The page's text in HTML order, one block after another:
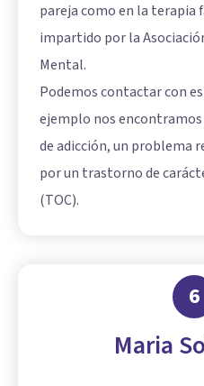
pareja como en la terapia
impartido por la
Mental.
Podemos contactar con
ejemplo nos
de adicción, un problema
por un trastorno de
(TOC).
6
Maria